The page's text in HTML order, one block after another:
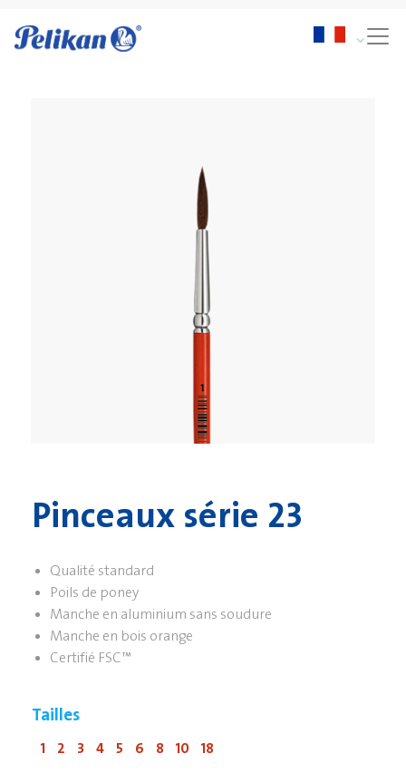
Pinceaux série 23
Qualité standard
Poils de poney
Manche en aluminium sans soudure
Manche en bois orange
Certifié FSC™
Tailles
1 2 3 4 5 6 8 10 18